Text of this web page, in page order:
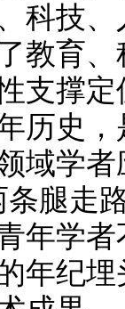
科技
教育
支撑
历史
域学
腿走
年学
年纪